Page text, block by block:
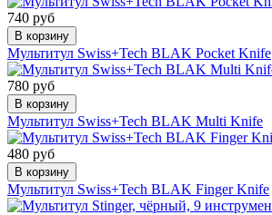
740 руб
В корзину
Мультитул Swiss+Tech BLAK Pocket Knife
780 руб
В корзину
Мультитул Swiss+Tech BLAK Multi Knife
480 руб
В корзину
Мультитул Swiss+Tech BLAK Finger Knife